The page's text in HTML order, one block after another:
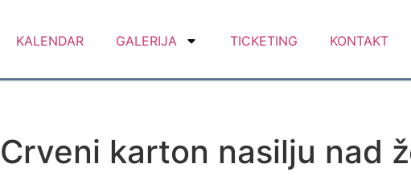
KALENDAR GALERIJA TICKETING KONTAKT
Crveni karton nasilju nad